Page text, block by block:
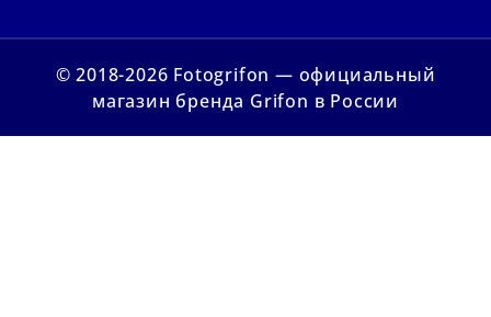
© 2018-2026 Fotogrifon — официальный
магазин бренда Grifon в России